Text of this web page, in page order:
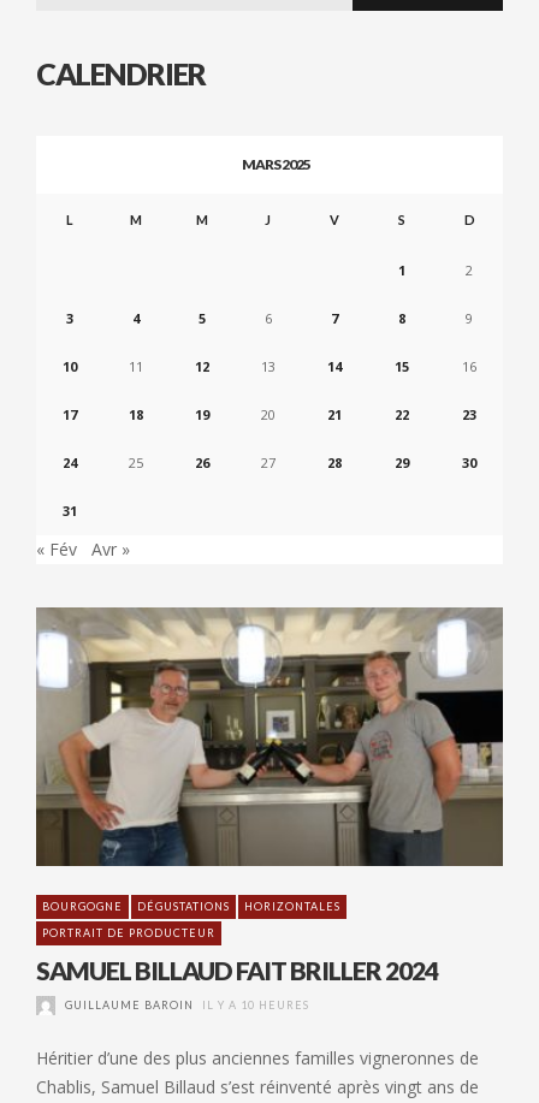
CALENDRIER
MARS 2025
L M M J V S D
1 2
3 4 5 6 7 8 9
10 11 12 13 14 15 16
17 18 19 20 21 22 23
24 25 26 27 28 29 30
31
« Fév Avr »
BOURGOGNE DÉGUSTATIONS
HORIZONTALES
PORTRAIT DE PRODUCTEUR
SAMUEL BILLAUD FAIT BRILLER 2024
GUILLAUME BAROIN IL Y A 10 HEURES
Héritier d’une des plus anciennes familles vigneronnes de
Chablis, Samuel Billaud s’est réinventé après vingt ans de